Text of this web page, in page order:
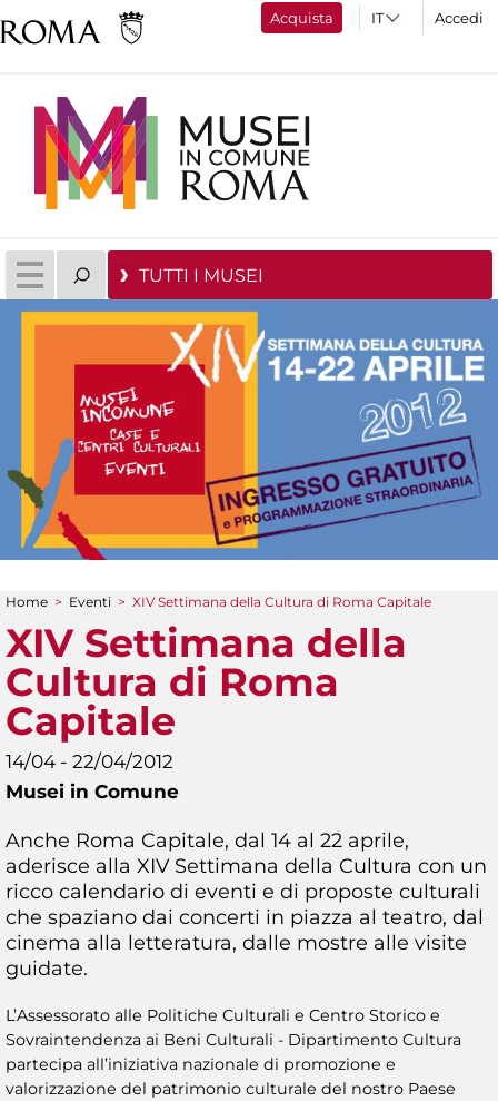
Acquista Accedi
TUTTI I MUSEI
Tu sei qui
Home > Eventi > XIV Settimana della Cultura di Roma Capitale
XIV Settimana della
Cultura di Roma
Capitale
14/04 - 22/04/2012
Musei in Comune
Anche Roma Capitale, dal 14 al 22 aprile,
aderisce alla XIV Settimana della Cultura con un
ricco calendario di eventi e di proposte culturali
che spaziano dai concerti in piazza al teatro, dal
cinema alla letteratura, dalle mostre alle visite
guidate.
L’Assessorato alle Politiche Culturali e Centro Storico e
Sovraintendenza ai Beni Culturali - Dipartimento Cultura
partecipa all’iniziativa nazionale di promozione e
valorizzazione del patrimonio culturale del nostro Paese